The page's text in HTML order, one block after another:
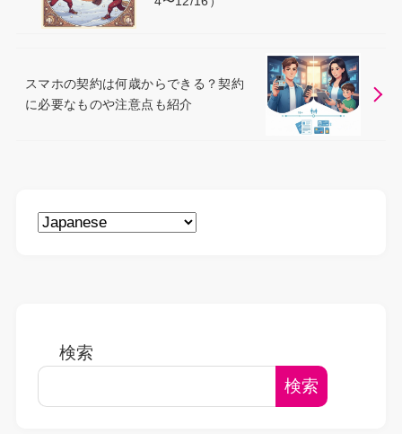
スマホの契約は何歳からできる？契約
に必要なものや注意点も紹介
検索
検索